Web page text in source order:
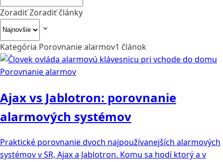
ZoradiťZoradiť články
Kategória Porovnanie alarmov1 článok